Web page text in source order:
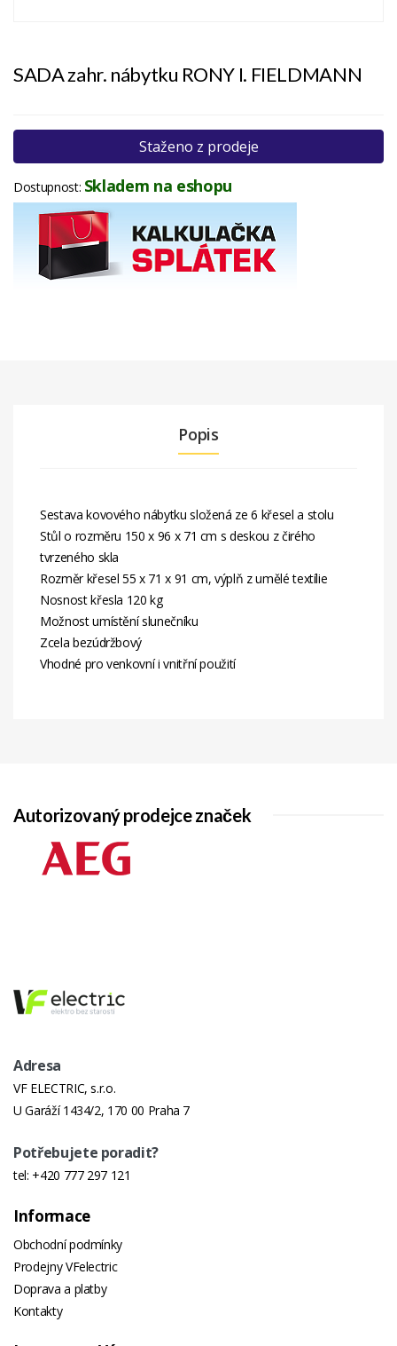
SADA zahr. nábytku RONY I. FIELDMANN
Staženo z prodeje
Dostupnost: Skladem na eshopu
Popis
Sestava kovového nábytku složená ze 6 křesel a stolu
Stůl o rozměru 150 x 96 x 71 cm s deskou z čirého
tvrzeného skla
Rozměr křesel 55 x 71 x 91 cm, výplň z umělé textílie
Nosnost křesla 120 kg
Možnost umístění slunečníku
Zcela bezúdržbový
Vhodné pro venkovní i vnitřní použití
Autorizovaný prodejce značek
Adresa
VF ELECTRIC, s.r.o.
U Garáží 1434/2, 170 00 Praha 7
Potřebujete poradit?
tel: +420 777 297 121
Informace
Obchodní podmínky
Prodejny VFelectric
Doprava a platby
Kontakty